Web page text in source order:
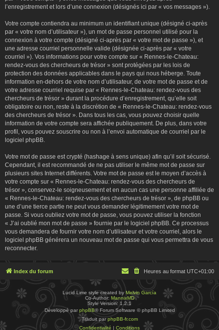
l’enregistrement et lors d’une connexion (désignés ici par « vos messages »).
Votre compte contiendra au minimum un identifiant unique (désigné ci-après
par « votre nom d’utilisateur »), un mot de passe personnel utilisé pour la
connexion à votre compte (désigné ci-après par « votre mot de passe »), et
une adresse courriel personnelle valide (désignée ci-après par « votre
courriel »). Vos informations pour votre compte sur « Rennes-le-Chateau:
rendez-vous des chercheurs de trésor » sont protégées par les lois de
protection des données applicables dans le pays qui nous héberge. Toute
information en-dehors de votre nom d’utilisateur, de votre mot de passe et de
votre adresse courriel requise par « Rennes-le-Chateau: rendez-vous des
chercheurs de trésor » durant la procédure d’enregistrement, qu’elle soit
obligatoire ou non, reste à la discrétion de « Rennes-le-Chateau: rendez-vous
des chercheurs de trésor ». Dans tous les cas, vous pouvez choisir quelle
information de votre compte sera affichée publiquement. De plus, dans votre
profil, vous pouvez souscrire ou non à l’envoi automatique de courriel par le
logiciel phpBB.
Votre mot de passe est crypté (hashage à sens unique) afin qu’il soit sécurisé.
Cependant, il est recommandé de ne pas utiliser le même mot de passe sur
plusieurs sites Internet différents. Votre mot de passe est le moyen d’accès à
votre compte sur « Rennes-le-Chateau: rendez-vous des chercheurs de
trésor », conservez-le soigneusement et en aucun cas une personne affiliée de
« Rennes-le-Chateau: rendez-vous des chercheurs de trésor », de phpBB ou
une d’une tierce partie ne peut vous demander légitimement votre mot de
passe. Si vous oubliez votre mot de passe, vous pouvez utiliser la fonction
« J’ai oublié mon mot de passe » fournie par le logiciel phpBB. Ce processus
vous demandera de fournir votre nom d’utilisateur et votre courriel, alors le
logiciel phpBB générera un nouveau mot de passe qui vous permettra de vous
reconnecter.
Index du forum Heures au format UTC+01:00
Lucid Lime style created by Melvin García
Co-Author: MannixMD
Style Version: 1.2.1
Développé par phpBB® Forum Software © phpBB Limited
Traduit parphpBB-fr.com
Confidentialité | Conditions